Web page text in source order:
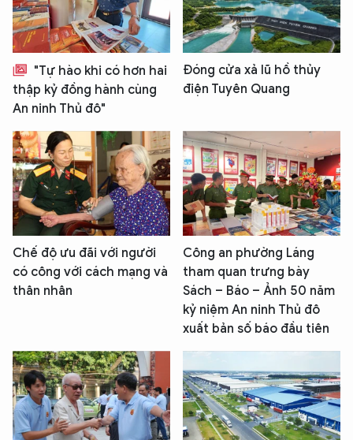
"Tự hào khi có hơn hai
thập kỷ đồng hành cùng
An ninh Thủ đô"
Đóng cửa xả lũ hồ thủy
điện Tuyên Quang
Chế độ ưu đãi với người
có công với cách mạng và
thân nhân
Công an phường Láng
tham quan trưng bày
Sách – Báo – Ảnh 50 năm
kỷ niệm An ninh Thủ đô
xuất bản số báo đầu tiên